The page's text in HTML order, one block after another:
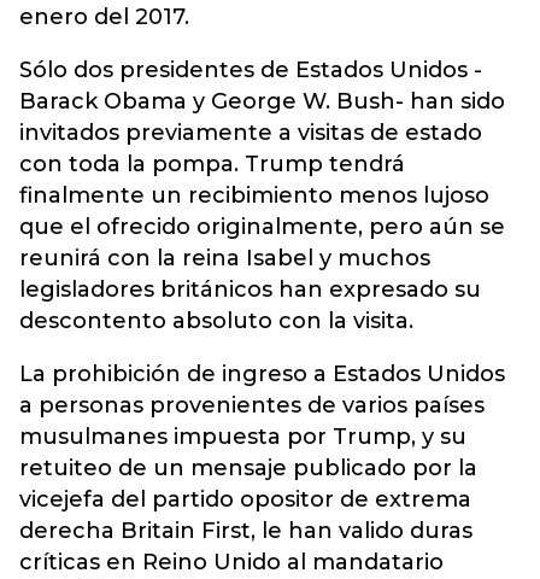
enero del 2017.
Sólo dos presidentes de Estados Unidos -
Barack Obama y George W. Bush- han sido
invitados previamente a visitas de estado
con toda la pompa. Trump tendrá
finalmente un recibimiento menos lujoso
que el ofrecido originalmente, pero aún se
reunirá con la reina Isabel y muchos
legisladores británicos han expresado su
descontento absoluto con la visita.
La prohibición de ingreso a Estados Unidos
a personas provenientes de varios países
musulmanes impuesta por Trump, y su
retuiteo de un mensaje publicado por la
vicejefa del partido opositor de extrema
derecha Britain First, le han valido duras
críticas en Reino Unido al mandatario